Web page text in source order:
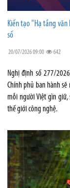
Kiến tạo "Hạ tầng
số
20/07/2026 09:00 642
Nghị định số 277/
Chính phủ ban hành
mỗi người Việt gìn
thế giới công nghệ.